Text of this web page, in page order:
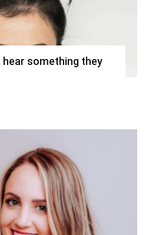
something they